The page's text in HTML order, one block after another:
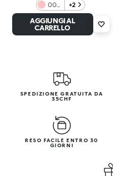
003
Pink
+2
AGGIUNGI AL
CARRELLO
SPEDIZIONE GRATUITA DA
35CHF
RESO FACILE ENTRO 30
GIORNI